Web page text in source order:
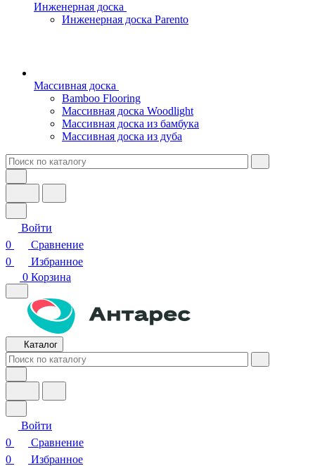
Инженерная доска
Инженерная доска Parento
Массивная доска
Bamboo Flooring
Массивная доска Woodlight
Массивная доска из бамбука
Массивная доска из дуба
Войти
0
Сравнение
0
Избранное
0 Корзина
Каталог
Войти
0
Сравнение
0
Избранное